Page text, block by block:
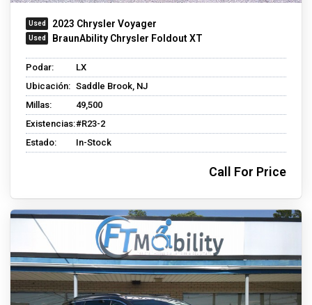
2023 Chrysler Voyager
BraunAbility Chrysler Foldout XT
Podar:
LX
Ubicación: Saddle Brook, NJ
Millas:
49,500
Existencias:#R23-2
Estado:
In-Stock
Call For Price